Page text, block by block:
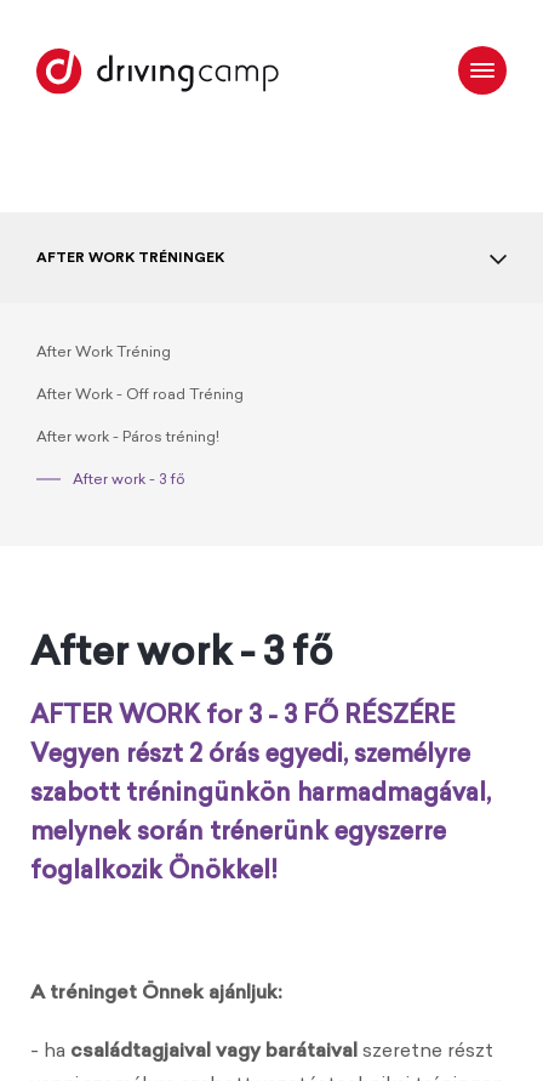
AFTER WORK TRÉNINGEK
After Work Tréning
After Work - Off road Tréning
After work - Páros tréning!
After work - 3 fő
After work - 3 fő
AFTER WORK for 3 - 3 FŐ RÉSZÉRE
Vegyen részt 2 órás egyedi, személyre
szabott tréningünkön harmadmagával,
melynek során trénerünk egyszerre
foglalkozik Önökkel!
A tréninget Önnek ajánljuk:
- ha családtagjaival vagy barátaival szeretne részt